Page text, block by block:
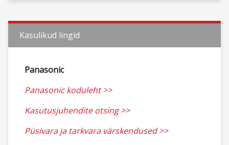
Kasulikud lingid
Panasonic
Panasonic koduleht >>
Kasutusjuhendite otsing >>
Püsivara ja tarkvara värskendused >>